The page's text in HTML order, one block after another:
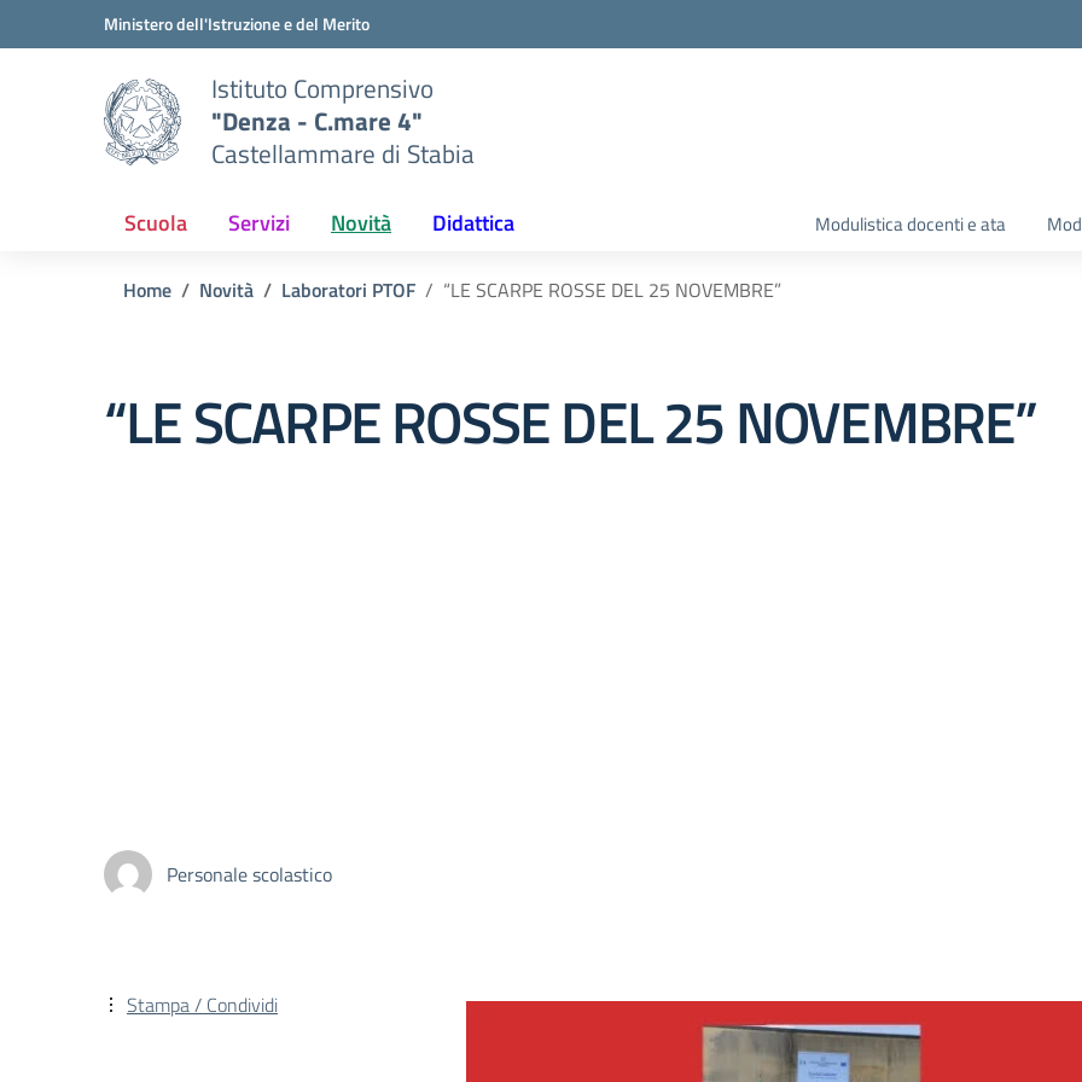
Vai ai contenuti
Vai al menu di navigazioneMinistero dell'Istruzione e del Merito
Istituto Comprensivo
"Denza - C.mare 4"
Castellammare di Stabia
Scuola Servizi Novità Didattica Modulistica docenti e ata
Home Novità Laboratori PTOF “LE SCARPE ROSSE DEL 25 NOVEMBRE”
“LE SCARPE ROSSE DEL 25 NOVEMBRE”
Personale scolastico
Stampa / Condividi